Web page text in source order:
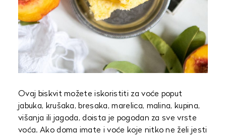
Ovaj biskvit možete iskoristiti za voće poput
jabuka, krušaka, bresaka, marelica, malina, kupina,
višanja ili jagoda, doista je pogodan za sve vrste
voća. Ako doma imate i voće koje nitko ne želi jesti